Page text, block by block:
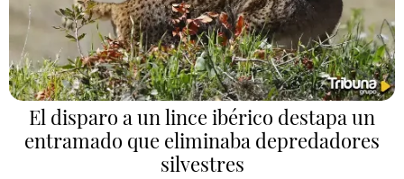
El disparo a un lince ibérico destapa un
entramado que eliminaba depredadores
silvestres